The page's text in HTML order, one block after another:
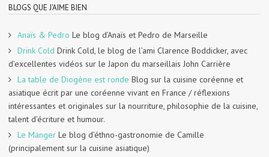
BLOGS QUE J'AIME BIEN
Anaïs & Pedro Le blog d’Anaïs et Pedro de Marseille
Drink Cold Drink Cold, le blog de l’ami Clarence Boddicker, avec
d’excellentes vidéos sur le Japon du marseillais John Carrière
La table de Diogène est ronde Blog sur la cuisine coréenne et
asiatique écrit par une coréenne vivant en France / réflexions
intéressantes et originales sur la nourriture, philosophie de la cuisine,
talent d’écriture et humour.
Le Manger Le blog d’éthno-gastronomie de Camille
(principalement sur la cuisine asiatique)